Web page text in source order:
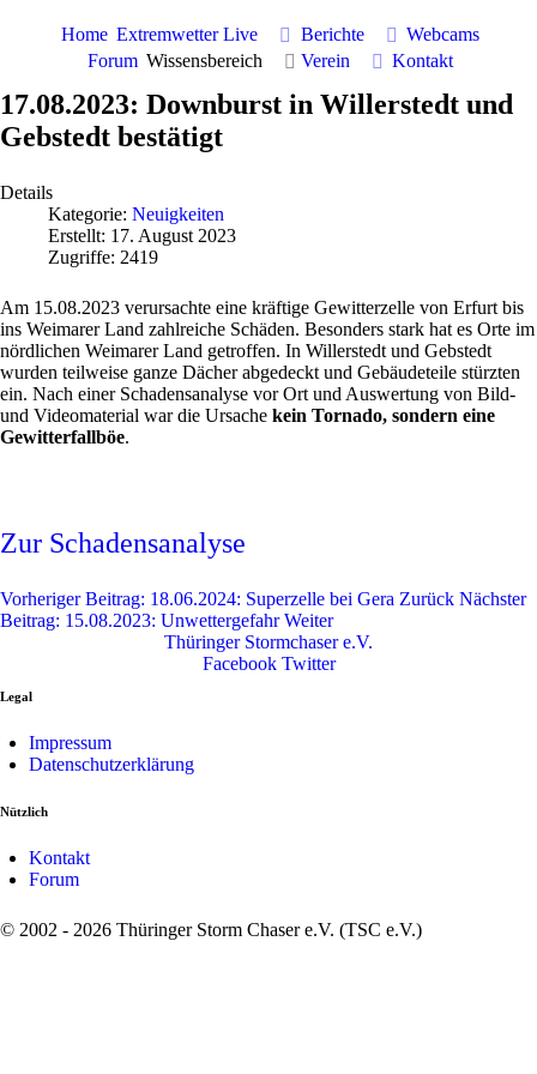
Home Extremwetter Live Berichte
Webcams
Forum Wissensbereich Verein Kontakt
17.08.2023: Downburst in Willerstedt und
Gebstedt bestätigt
Details
Kategorie: Neuigkeiten
Erstellt: 17. August 2023
Zugriffe: 2419
Am 15.08.2023 verursachte eine kräftige Gewitterzelle von Erfurt bis
ins Weimarer Land zahlreiche Schäden. Besonders stark hat es Orte im
nördlichen Weimarer Land getroffen. In Willerstedt und Gebstedt
wurden teilweise ganze Dächer abgedeckt und Gebäudeteile stürzten
ein. Nach einer Schadensanalyse vor Ort und Auswertung von Bild-
und Videomaterial war die Ursache kein Tornado, sondern eine
Gewitterfallböe.
Zur Schadensanalyse
Vorheriger Beitrag: 18.06.2024: Superzelle bei Gera Zurück Nächster
Beitrag: 15.08.2023: UnwettergefahrWeiter
Thüringer Stormchaser e.V.
Facebook Twitter
Legal
Impressum
Datenschutzerklärung
Nützlich
Kontakt
Forum
© 2002 - 2026 Thüringer Storm Chaser e.V. (TSC e.V.)